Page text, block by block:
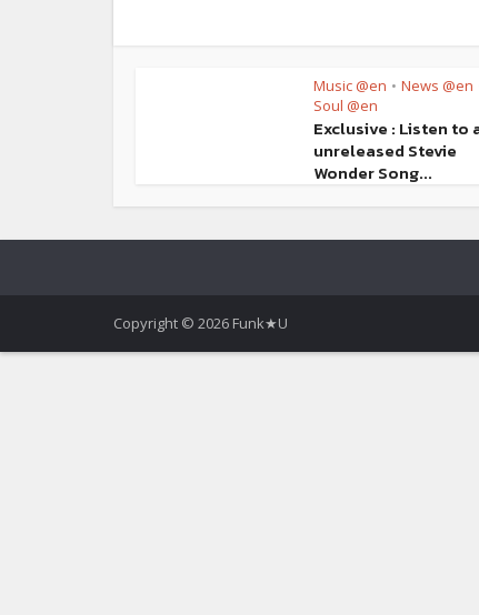
Music @en • News @en
Soul @en
Exclusive : Listen to
unreleased Stevie
Wonder Song...
Copyright © 2026 Funk★U